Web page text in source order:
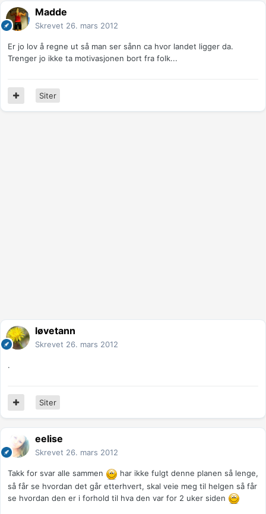
Madde
Skrevet 26. mars 2012
Er jo lov å regne ut så man ser sånn ca hvor landet ligger da.
Trenger jo ikke ta motivasjonen bort fra folk...
Siter
løvetann
Skrevet 26. mars 2012
.
Siter
eelise
Skrevet 26. mars 2012
Takk for svar alle sammen
har ikke fulgt denne planen så lenge,
så får se hvordan det går etterhvert, skal veie meg til helgen så får
se hvordan den er i forhold til hva den var for 2 uker siden